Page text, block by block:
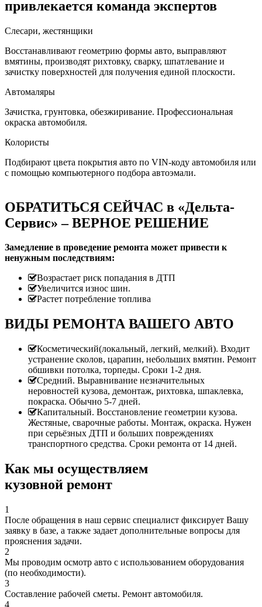
привлекается команда экспертов
Слесари, жестянщики
Восстанавливают геометрию формы авто, выправляют
вмятины, производят рихтовку, сварку, шпатлевание и
зачистку поверхностей для получения единой плоскости.
Автомаляры
Зачистка, грунтовка, обезжиривание. Профессиональная
окраска автомобиля.
Колористы
Подбирают цвета покрытия авто по VIN-коду автомобиля или
с помощью компьютерного подбора автоэмали.
ОБРАТИТЬСЯ СЕЙЧАС в «Дельта-
Сервис» – ВЕРНОЕ РЕШЕНИЕ
Замедление в проведение ремонта может привести к
ненужным последствиям:
Возрастает риск попадания в ДТП
Увеличится износ шин.
Растет потребление топлива
ВИДЫ РЕМОНТА ВАШЕГО АВТО
Косметический(локальный, легкий, мелкий). Входит
устранение сколов, царапин, небольших вмятин. Ремонт
обшивки потолка, торпеды. Сроки 1-2 дня.
Средний. Выравнивание незначительных
неровностей кузова, демонтаж, рихтовка, шпаклевка,
покраска. Обычно 5-7 дней.
Капитальный. Восстановление геометрии кузова.
Жестяные, сварочные работы. Монтаж, окраска. Нужен
при серьёзных ДТП и больших повреждениях
транспортного средства. Сроки ремонта от 14 дней.
Как мы осуществляем
кузовной ремонт
1
После обращения в наш сервис специалист фиксирует Вашу
заявку в базе, а также задает дополнительные вопросы для
прояснения задачи.
2
Мы проводим осмотр авто с использованием оборудования
(по необходимости).
3
Составление рабочей сметы. Ремонт автомобиля.
4